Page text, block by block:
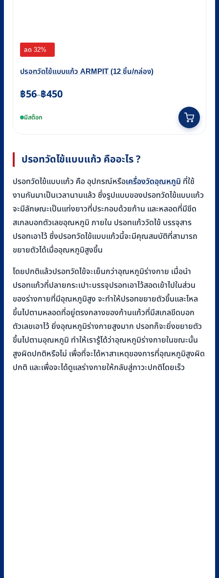
ลด 32%
ปรอทวัดไข้แบบแก้ว ARMPIT (12 ชิ้น/กล่อง)
฿56–฿450
Price
฿56
through
มีสต็อก
has
variants.
The
options
may
be
chosen
on
product
page
ปรอทวัดไข้แบบแก้ว คืออะไร ?
ปรอทวัดไข้แบบแก้ว คือ อุปกรณ์หรือเครื่องวัดอุณหภูมิ ที่ใช้
งานกันมาเป็นเวลานานแล้ว ซึ่งรูปแบบของปรอทวัดไข้แบบแก้ว
จะมีลักษณะเป็นแท่งยาวที่ประกอบด้วยก้าน และหลอดที่มีขีด
สเกลบอกตัวเลขอุณหภูมิ ภายใน ปรอทแก้ววัดไข้ บรรจุสาร
ปรอทเอาไว้ ซึ่งปรอทวัดไข้แบบแก้วนี้จะมีคุณสมบัติที่สามารถ
ขยายตัวได้เมื่ออุณหภูมิสูงขึ้น
โดยปกติแล้วปรอทวัดไข้จะเย็นกว่าอุณหภูมิร่างกาย เมื่อนำ
ปรอทแก้วที่ปลายกระเปาะบรรจุปรอทเอาไว้สอดเข้าไปในส่วน
ของร่างกายที่มีอุณหภูมิสูง จะทำให้ปรอทขยายตัวขึ้นและไหล
ขึ้นไปตามหลอดที่อยู่ตรงกลางของก้านแก้วที่มีสเกลขีดบอก
ตัวเลขเอาไว้ ยิ่งอุณหภูมิร่างกายสูงมาก ปรอทก็จะยิ่งขยายตัว
ขึ้นไปตามอุณหภูมิ ทำให้เรารู้ได้ว่าอุณหภูมิร่างกายในขณะนั้น
สูงผิดปกติหรือไม่ เพื่อที่จะได้หาสาเหตุของการที่อุณหภูมิสูงผิด
ปกติ และเพื่อจะได้ดูแลร่างกายให้กลับสู่ภาวะปกติโดยเร็ว